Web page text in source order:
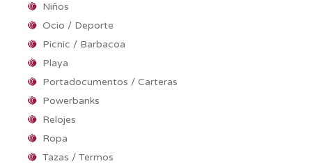
Niños
Ocio / Deporte
Picnic / Barbacoa
Playa
Portadocumentos / Carteras
Powerbanks
Relojes
Ropa
Tazas / Termos